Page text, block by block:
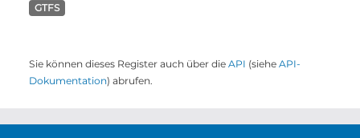
GTFS
Sie können dieses Register auch über die API (siehe API-
Dokumentation) abrufen.